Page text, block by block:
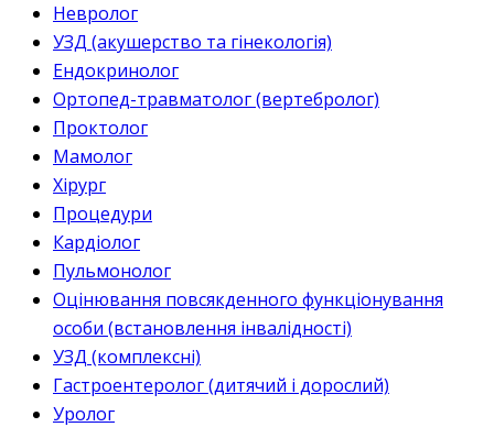
Невролог
УЗД (акушерство та гінекологія)
Ендокринолог
Ортопед-травматолог (вертебролог)
Проктолог
Мамолог
Хірург
Процедури
Кардіолог
Пульмонолог
Оцінювання повсякденного функціонування
особи (встановлення інвалідності)
УЗД (комплексні)
Гастроентеролог (дитячий і дорослий)
Уролог